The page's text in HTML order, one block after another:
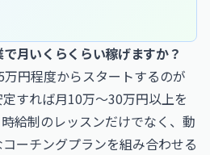
月いくらくらい稼げますか？
円程度からスタートするのが
すれば月10万〜30万円以上を
給制のレッスンだけでなく、動
ーチングプランを組み合わせる